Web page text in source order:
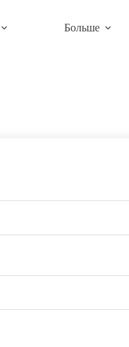
Больше